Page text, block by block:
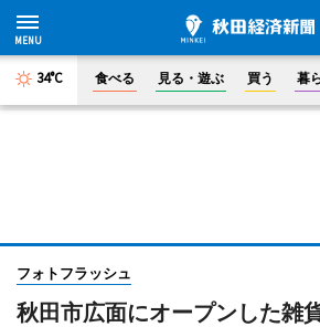
34°C 食べる 見る・遊ぶ 買う 暮
フォトフラッシュ
秋田市広面にオープンした雑